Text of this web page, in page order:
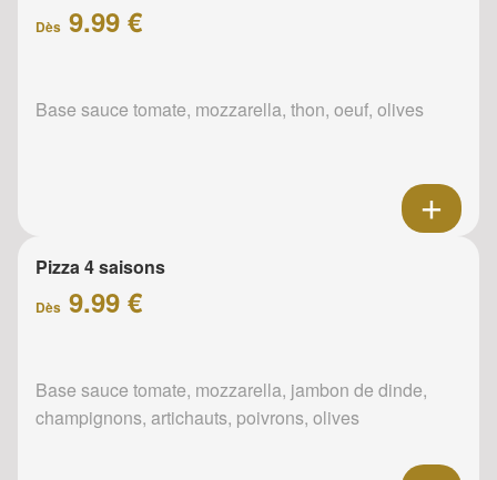
Dès 9.99 €
Base sauce tomate, mozzarella, thon, oeuf, olives
Pizza 4 saisons
Dès 9.99 €
Base sauce tomate, mozzarella, jambon de dinde,
champignons, artichauts, poivrons, olives